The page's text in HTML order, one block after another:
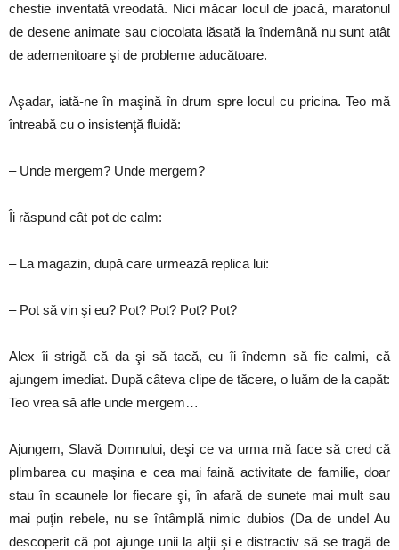
chestie inventată vreodată. Nici măcar locul de joacă, maratonul
de desene animate sau ciocolata lăsată la îndemână nu sunt atât
de ademenitoare şi de probleme aducătoare.
Aşadar, iată-ne în maşină în drum spre locul cu pricina. Teo mă
întreabă cu o insistenţă fluidă:
– Unde mergem? Unde mergem?
Îi răspund cât pot de calm:
– La magazin, după care urmează replica lui:
– Pot să vin şi eu? Pot? Pot? Pot? Pot?
Alex îi strigă că da şi să tacă, eu îi îndemn să fie calmi, că
ajungem imediat. După câteva clipe de tăcere, o luăm de la capăt:
Teo vrea să afle unde mergem…
Ajungem, Slavă Domnului, deşi ce va urma mă face să cred că
plimbarea cu maşina e cea mai faină activitate de familie, doar
stau în scaunele lor fiecare şi, în afară de sunete mai mult sau
mai puţin rebele, nu se întâmplă nimic dubios (Da de unde! Au
descoperit că pot ajunge unii la alţii şi e distractiv să se tragă de